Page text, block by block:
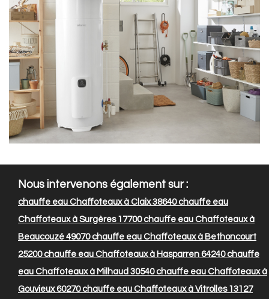
Nous intervenons également sur :
chauffe eau Chaffoteaux à Claix 38640chauffe eau
Chaffoteaux à Surgères 17700chauffe eau Chaffoteaux à
Beaucouzé 49070chauffe eau Chaffoteaux à Bethoncourt
25200chauffe eau Chaffoteaux à Hasparren 64240chauffe
eau Chaffoteaux à Milhaud 30540chauffe eau Chaffoteaux à
Gouvieux 60270chauffe eau Chaffoteaux à Vitrolles 13127